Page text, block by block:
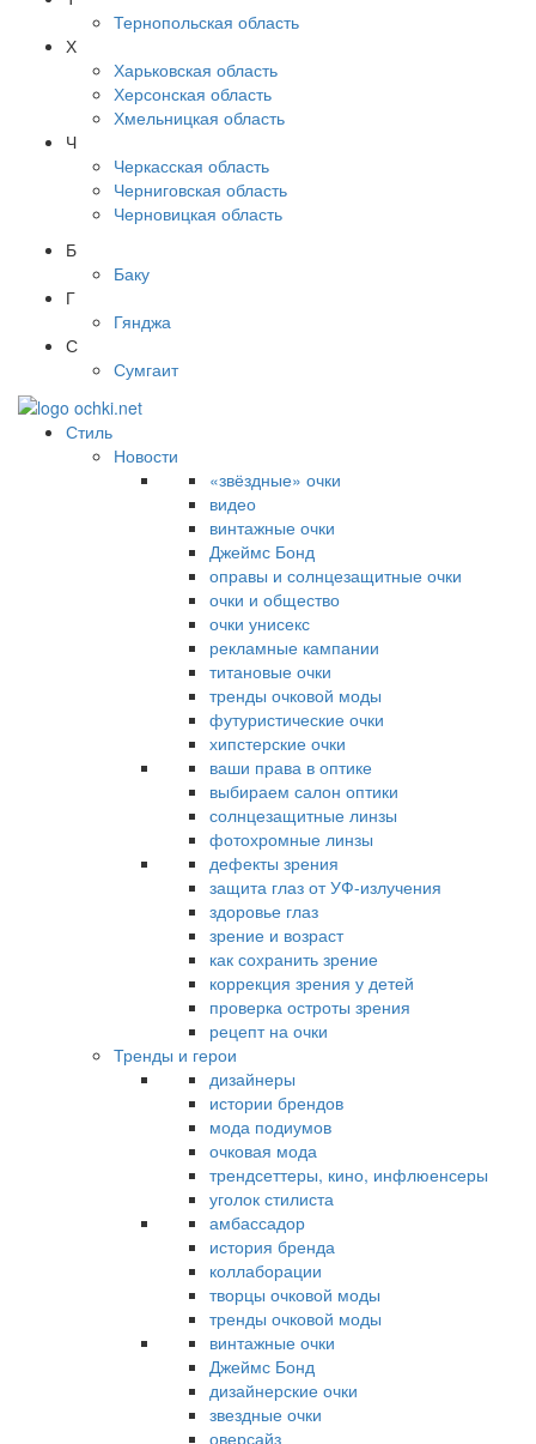
Тернопольская область
Х
Харьковская область
Херсонская область
Хмельницкая область
Ч
Черкасская область
Черниговская область
Черновицкая область
Б
Баку
Г
Гянджа
С
Сумгаит
Стиль
Новости
«звёздные» очки
видео
винтажные очки
Джеймс Бонд
оправы и солнцезащитные очки
очки и общество
очки унисекс
рекламные кампании
титановые очки
тренды очковой моды
футуристические очки
хипстерские очки
ваши права в оптике
выбираем салон оптики
солнцезащитные линзы
фотохромные линзы
дефекты зрения
защита глаз от УФ-излучения
здоровье глаз
зрение и возраст
как сохранить зрение
коррекция зрения у детей
проверка остроты зрения
рецепт на очки
Тренды и герои
дизайнеры
истории брендов
мода подиумов
очковая мода
трендсеттеры, кино, инфлюенсеры
уголок стилиста
амбассадор
история бренда
коллаборации
творцы очковой моды
тренды очковой моды
винтажные очки
Джеймс Бонд
дизайнерские очки
звездные очки
оверсайз